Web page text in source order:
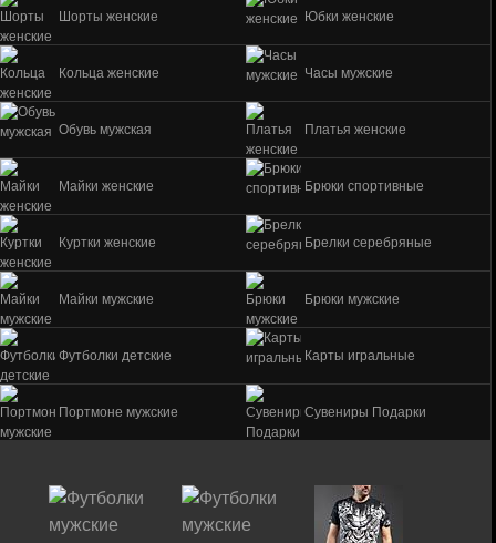
Шорты женские Юбки женские
Кольца женские Часы мужские
Обувь мужская Платья женские
Майки женские Брюки спортивные
Куртки женские Брелки серебряные
Майки мужские Брюки мужские
Футболки детские Карты игральные
Портмоне мужские Сувениры Подарки